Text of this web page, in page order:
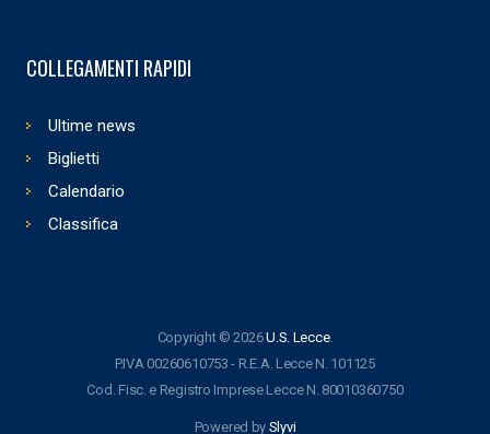
COLLEGAMENTI RAPIDI
Ultime news
Biglietti
Calendario
Classifica
Copyright © 2026U.S. Lecce.
P.IVA 00260610753 - R.E.A. Lecce N. 101125
Cod. Fisc. e Registro Imprese Lecce N. 80010360750
Powered by Slyvi